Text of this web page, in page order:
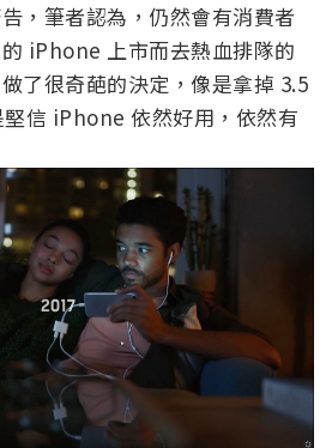
，筆者認為，仍然會有消費者
iPhone 上市而去熱血排隊的
了很奇葩的決定，像是拿掉 3.5
信 iPhone 依然好用，依然有